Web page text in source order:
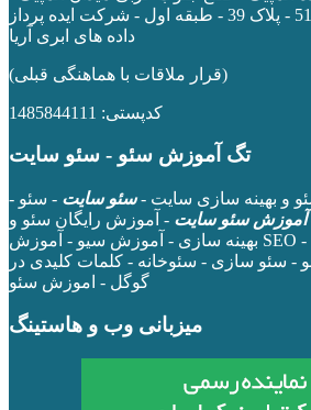
- شرکت ایده پرداز
داده های ابری آریا
(قرار ملاقات با هماهنگی قبلی)
کدپستی: 1485844111
تگ آموزش سئو - سئو سایت
و بهینه سازی سایت -سئو سایت - سئو -
آموزش سئو سایت - آموزش رایگان سئو و
بهینه سازی - آموزش سیو - آموزش SEO - سئو چیست - معرفی
- سئو سازی - سئوخانه - کلمات کلیدی در
گوگل - اموزش سئو
میزبانی وب و هاستینگ